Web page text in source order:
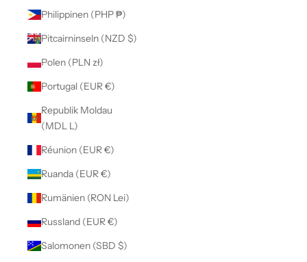
Philippinen (PHP ₱)
Pitcairninseln (NZD $)
Polen (PLN zł)
Portugal (EUR €)
Republik Moldau
(MDL L)
Réunion (EUR €)
Ruanda (EUR €)
Rumänien (RON Lei)
Russland (EUR €)
Salomonen (SBD $)